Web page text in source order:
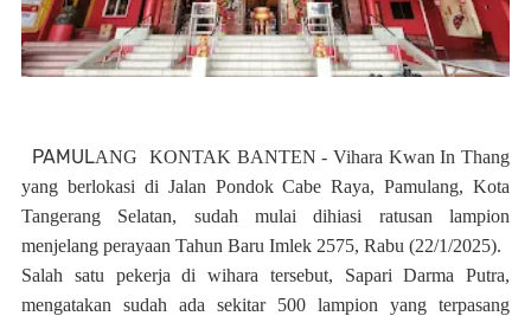
PAMULANG KONTAK BANTEN - Vihara Kwan In Thang
yang berlokasi di Jalan Pondok Cabe Raya, Pamulang, Kota
Tangerang Selatan, sudah mulai dihiasi ratusan lampion
menjelang perayaan Tahun Baru Imlek 2575, Rabu (22/1/2025).
Salah satu pekerja di wihara tersebut, Sapari Darma Putra,
mengatakan sudah ada sekitar 500 lampion yang terpasang